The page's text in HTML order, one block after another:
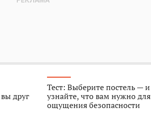
друг
Тест: Выберите постель — и
узнайте, что вам нужно для
ощущения безопасности